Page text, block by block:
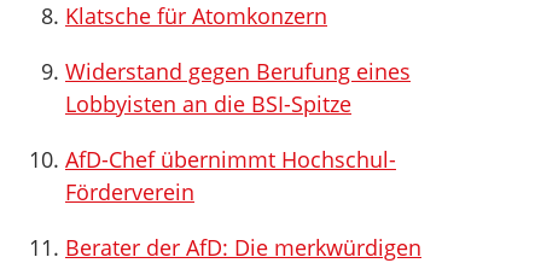
Klatsche für Atomkonzern
Widerstand gegen Berufung eines
Lobbyisten an die BSI-Spitze
AfD-Chef übernimmt Hochschul-
Förderverein
Berater der AfD: Die merkwürdigen